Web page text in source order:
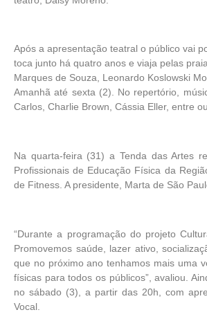
Após a apresentação teatral o público vai
toca junto há quatro anos e viaja pelas
Marques de Souza, Leonardo Koslowski
Amanhã até sexta (2). No repertório,
Carlos, Charlie Brown, Cássia Eller, entre
Na quarta-feira (31) a Tenda das Artes
Profissionais de Educação Física da
de Fitness. A presidente, Marta de São
“Durante a programação do projeto
Promovemos saúde, lazer ativo,
que no próximo ano tenhamos mais uma
físicas para todos os públicos”, avaliou.
no sábado (3), a partir das 20h, com
Vocal.